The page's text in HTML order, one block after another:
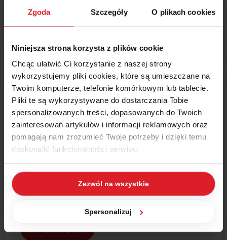
Zgoda Szczegóły O plikach cookies
Niniejsza strona korzysta z plików cookie
Chcąc ułatwić Ci korzystanie z naszej strony
wykorzystujemy pliki cookies, które są umieszczane na
Twoim komputerze, telefonie komórkowym lub tablecie.
Pliki te są wykorzystywane do dostarczania Tobie
spersonalizowanych treści, dopasowanych do Twoich
zainteresowań artykułów i informacji reklamowych oraz
pomagają nam zrozumieć Twoje potrzeby i dzięki temu
doskonalić funkcjonalności serwisu.
Część z plików jest niezbędna do prawidłowego działania
serwisu i jego funkcjonalności. Jeżeli nie wyrażasz
zgody na zapisywanie plików cookies, możesz łatwo
zarządzać swoimi uprawnieniami, np. we własnej
Zarządzaj cookies. Szczegółowe informacje na ten temat
Zezwól na wszystkie
Spersonalizuj
i uniknąć kosztownych pomyłek.
WAPRO ERP
20 lipca 2026
Nowy pracownik w 10 minut – jak
szybko nadać dostęp do Wapro?
dostęp w Wapro Mag, Fakir i Gang, wykorzystując
grupy użytkowników, role i uprawnienia – krok po